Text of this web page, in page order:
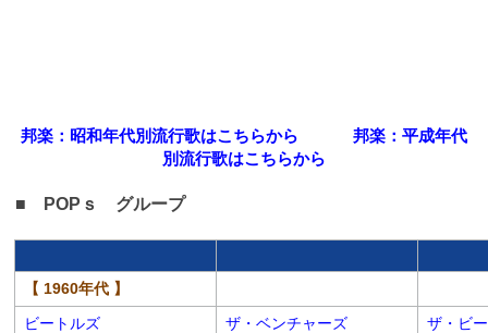
邦楽：昭和年代別流行歌はこちらから
邦楽：平成年代
別流行歌はこちらから
■ POPｓ グループ
【 1960年代 】
ビートルズ
ザ・ベンチャーズ ザ・ビ